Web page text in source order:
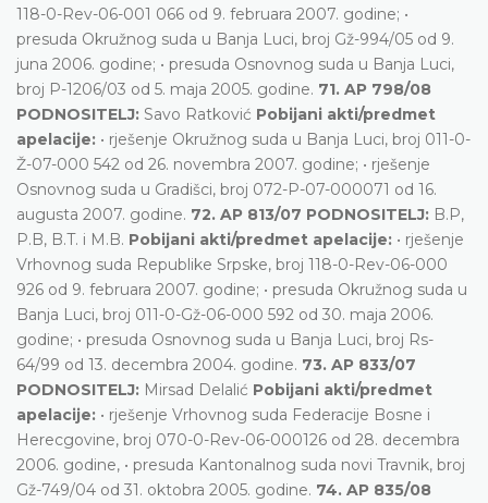
118-0-Rev-06-001 066 od 9. februara 2007. godine; •
presuda Okružnog suda u Banja Luci, broj Gž-994/05 od 9.
juna 2006. godine; • presuda Osnovnog suda u Banja Luci,
broj P-1206/03 od 5. maja 2005. godine. 71. AP 798/08
PODNOSITELJ: Savo Ratković Pobijani akti/predmet
apelacije: • rješenje Okružnog suda u Banja Luci, broj 011-0-
Ž-07-000 542 od 26. novembra 2007. godine; • rješenje
Osnovnog suda u Gradišci, broj 072-P-07-000071 od 16.
augusta 2007. godine. 72. AP 813/07 PODNOSITELJ: B.P,
P.B, B.T. i M.B. Pobijani akti/predmet apelacije: • rješenje
Vrhovnog suda Republike Srpske, broj 118-0-Rev-06-000
926 od 9. februara 2007. godine; • presuda Okružnog suda u
Banja Luci, broj 011-0-Gž-06-000 592 od 30. maja 2006.
godine; • presuda Osnovnog suda u Banja Luci, broj Rs-
64/99 od 13. decembra 2004. godine. 73. AP 833/07
PODNOSITELJ: Mirsad Delalić Pobijani akti/predmet
apelacije: • rješenje Vrhovnog suda Federacije Bosne i
Herecgovine, broj 070-0-Rev-06-000126 od 28. decembra
2006. godine, • presuda Kantonalnog suda novi Travnik, broj
Gž-749/04 od 31. oktobra 2005. godine. 74. AP 835/08